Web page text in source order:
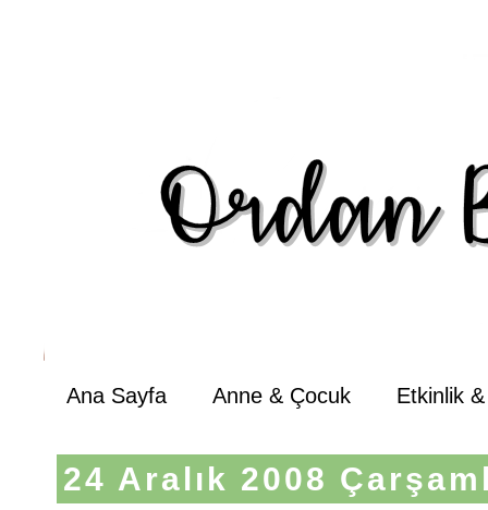
Ana Sayfa Anne & Çocuk Etkinlik
24 Aralık 2008